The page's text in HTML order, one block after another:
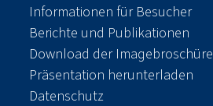
Informationen für Besucher
Berichte und Publikationen
Download der Imagebroschüre
Präsentation herunterladen
Datenschutz